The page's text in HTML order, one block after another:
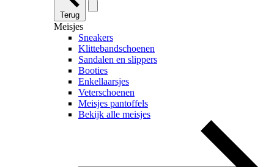
Terug
Meisjes
Sneakers
Klittebandschoenen
Sandalen en slippers
Booties
Enkellaarsjes
Veterschoenen
Meisjes pantoffels
Bekijk alle meisjes